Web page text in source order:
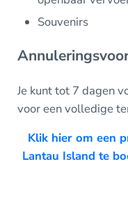
Souvenirs
Je kunt tot 7 dagen
voor een volledige
Klik hier om een
Lantau Island te